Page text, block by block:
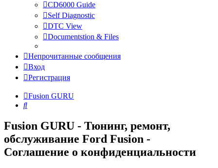
CD6000 Guide
Self Diagnostic
DTC View
Documentstion & Files
Непрочитанные сообщения
Вход
Регистрация
Fusion GURU
Поиск
Fusion GURU - Тюнинг, ремонт,
обслуживание Ford Fusion -
Соглашение о конфиденциальности